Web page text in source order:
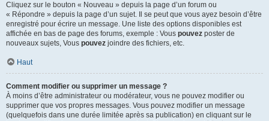
Cliquez sur le bouton « Nouveau » depuis la page d’un forum ou
« Répondre » depuis la page d’un sujet. Il se peut que vous ayez besoin d’être
enregistré pour écrire un message. Une liste des options disponibles est
affichée en bas de page des forums, exemple : Vous pouvez poster de
nouveaux sujets, Vous pouvez joindre des fichiers, etc.
Haut
Comment modifier ou supprimer un message ?
À moins d’être administrateur ou modérateur, vous ne pouvez modifier ou
supprimer que vos propres messages. Vous pouvez modifier un message
(quelquefois dans une durée limitée après sa publication) en cliquant sur le